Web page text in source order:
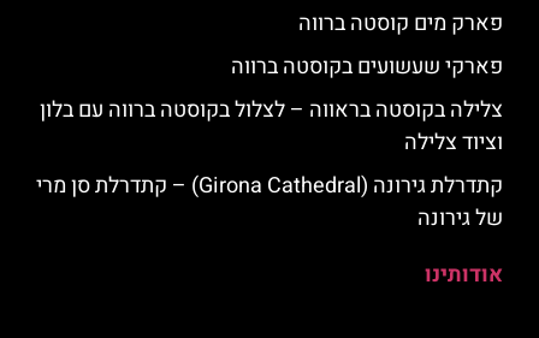
פארק מים קוסטה ברווה
פארקי שעשועים בקוסטה ברווה
צלילה בקוסטה בראווה – לצלול בקוסטה ברווה עם בלון
וציוד צלילה
קתדרלת גירונה (Girona Cathedral) – קתדרלת סן מרי
של גירונה
אודותינו